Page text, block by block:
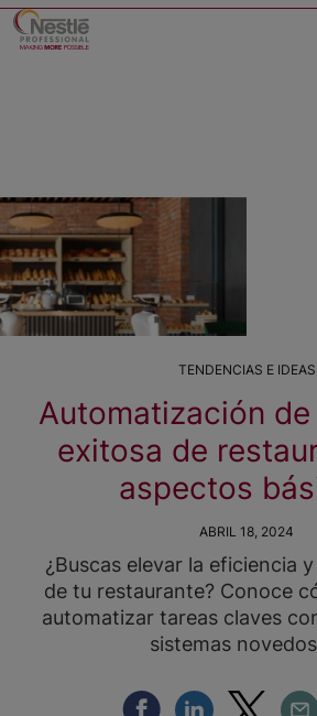
Skip
TENDENCIAS E IDEAS
Automatización
exitosa de
aspectos
ABRIL 18, 2024
¿Buscas elevar la eficiencia
de tu restaurante? Conoce
automatizar tareas claves
sistemas
Compartir Facebook
CompartirCompartir